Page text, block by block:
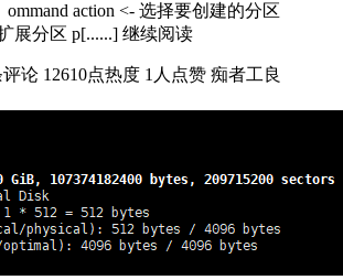
ommand action <- 选择要创建的分区
展分区 p[......] 继续阅读
评论 12610点热度 1人点赞 痴者工良